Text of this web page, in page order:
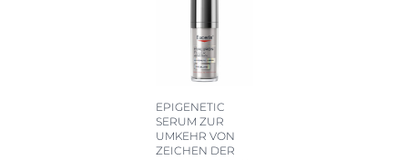
EPIGENETIC
SERUM ZUR
UMKEHR VON
ZEICHEN DER